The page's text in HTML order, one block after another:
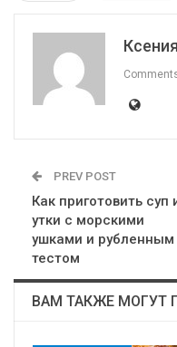
PREV POST
Как приготовить суп
утки с морскими
ушками и рубленным
тестом
ВАМ ТАКЖЕ МОГУТ